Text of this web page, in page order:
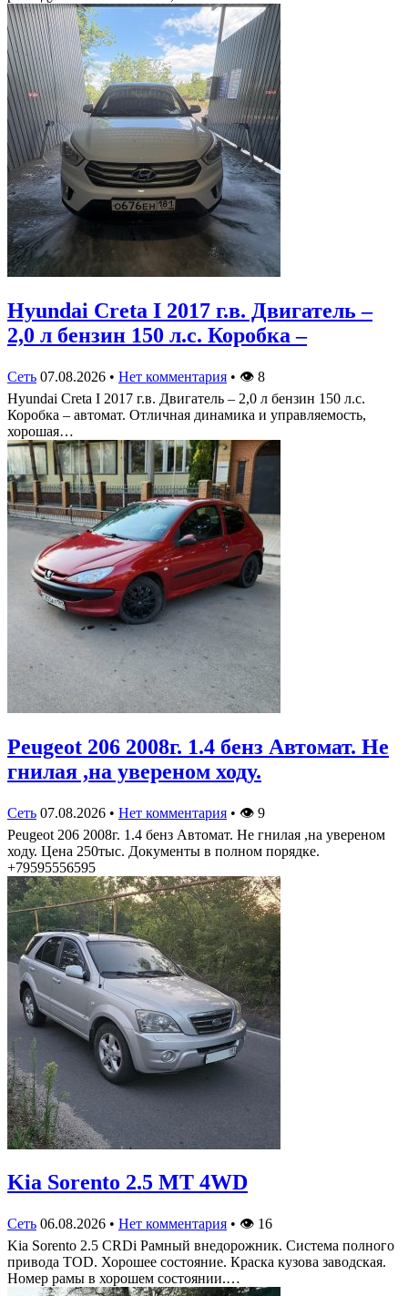
Hyundai Creta I 2017 г.в. Двигатель –
2,0 л бензин 150 л.с. Коробка –
Сеть 07.08.2026 • Нет комментария • 👁 8
Hyundai Creta I 2017 г.в. Двигатель – 2,0 л бензин 150 л.с.
Коробка – автомат. Отличная динамика и управляемость,
хорошая…
Peugeot 206 2008г. 1.4 бенз Автомат. Не
гнилая ,на увереном ходу.
Сеть 07.08.2026 • Нет комментария • 👁 9
Peugeot 206 2008г. 1.4 бенз Автомат. Не гнилая ,на увереном
ходу. Цена 250тыс. Документы в полном порядке.
+79595556595
Kia Sorento 2.5 MT 4WD
Сеть 06.08.2026 • Нет комментария • 👁 16
Kia Sorento 2.5 CRDi Рамный внедорожник. Система полного
привода TOD. Хорошее состояние. Краска кузова заводская.
Номер рамы в хорошем состоянии.…